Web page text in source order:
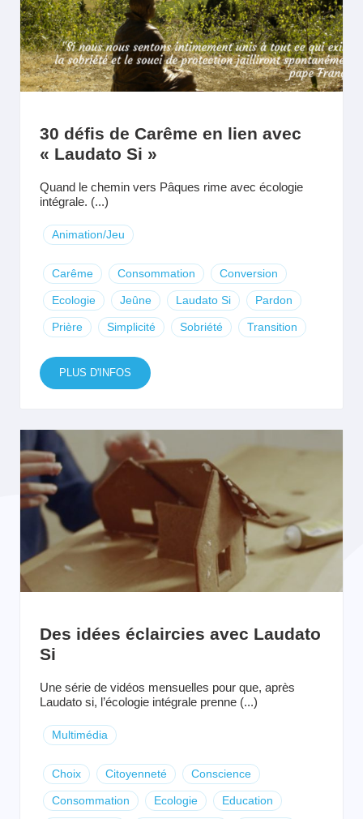
30 défis de Carême en lien avec
« Laudato Si »
Quand le chemin vers Pâques rime avec écologie
intégrale. (...)
Animation/Jeu
Carême Consommation Conversion
Ecologie Jeûne Laudato Si Pardon
Prière Simplicité Sobriété Transition
PLUS D'INFOS
Des idées éclaircies avec Laudato
Si
Une série de vidéos mensuelles pour que, après
Laudato si, l’écologie intégrale prenne (...)
Multimédia
Choix Citoyenneté Conscience
Consommation Ecologie Education